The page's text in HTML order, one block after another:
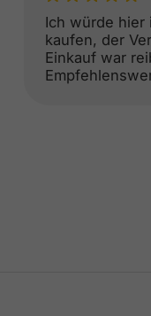
Ich würde hier
kaufen, der
Einkauf war